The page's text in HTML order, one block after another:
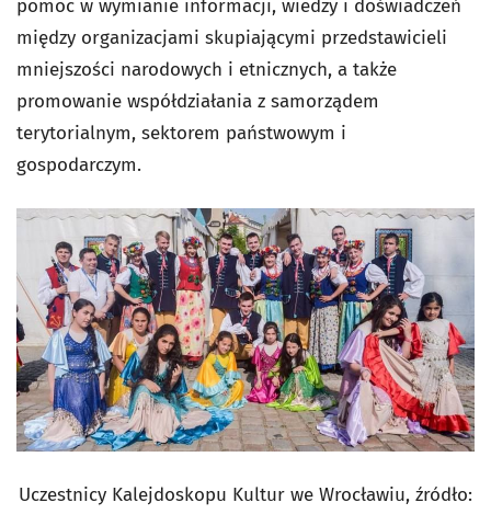
pomoc w wymianie informacji, wiedzy i doświadczeń
między organizacjami skupiającymi przedstawicieli
mniejszości narodowych i etnicznych, a także
promowanie współdziałania z samorządem
terytorialnym, sektorem państwowym i
gospodarczym.
Uczestnicy Kalejdoskopu Kultur we Wrocławiu, źródło: